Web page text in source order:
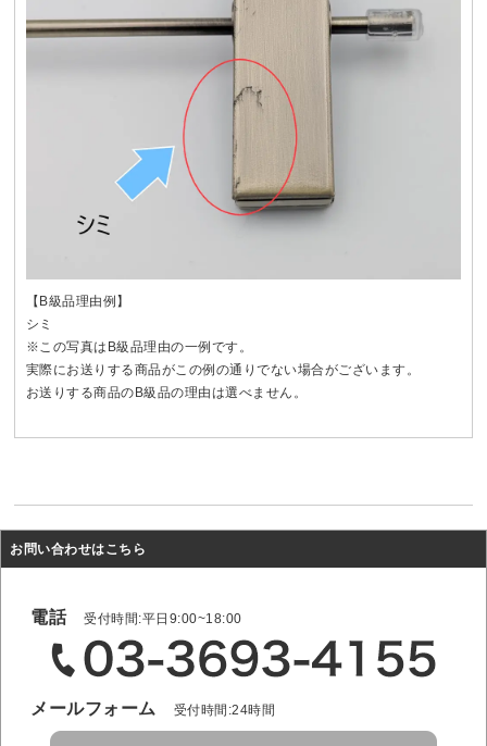
【B級品理由例】
シミ
※この写真はB級品理由の一例です。
実際にお送りする商品がこの例の通りでない場合がございます。
お送りする商品のB級品の理由は選べません。
お問い合わせはこちら
電話 受付時間:平日9:00~18:00
メールフォーム 受付時間:24時間